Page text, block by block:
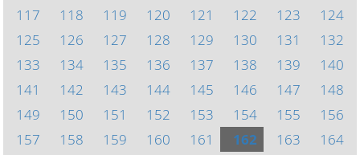
117
118 119 120 121 122 123
124
125
126 127 128 129 130 131
132
133
134 135 136 137 138 139
140
141
142 143 144 145 146 147
148
149
150 151 152 153 154 155
156
157
158 159 160 161 162 163
164